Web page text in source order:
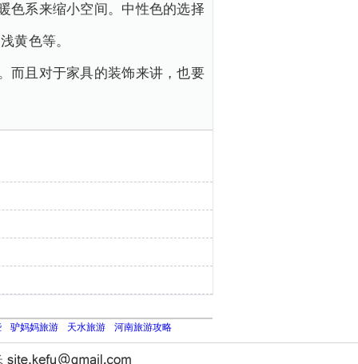
色系来缩小空间。中性色的选择
黄色等。
而且对于家具的装饰来讲，也要
驴妈妈旅游 天水旅游 河南旅游攻略